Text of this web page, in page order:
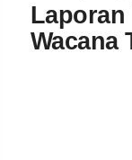
Laporan
Wacana